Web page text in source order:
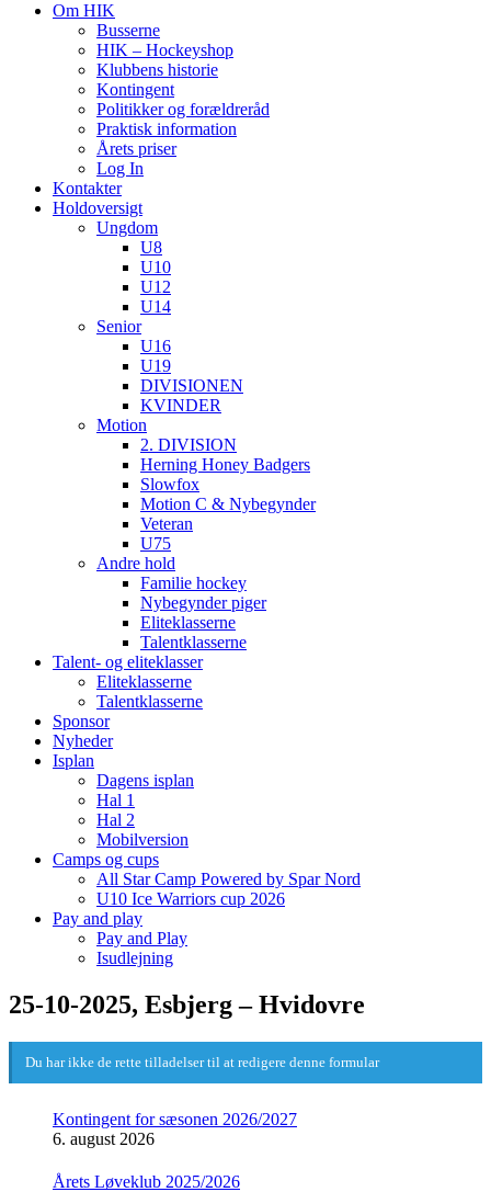
Om HIK
Busserne
HIK – Hockeyshop
Klubbens historie
Kontingent
Politikker og forældreråd
Praktisk information
Årets priser
Log In
Kontakter
Holdoversigt
Ungdom
U8
U10
U12
U14
Senior
U16
U19
DIVISIONEN
KVINDER
Motion
2. DIVISION
Herning Honey Badgers
Slowfox
Motion C & Nybegynder
Veteran
U75
Andre hold
Familie hockey
Nybegynder piger
Eliteklasserne
Talentklasserne
Talent- og eliteklasser
Eliteklasserne
Talentklasserne
Sponsor
Nyheder
Isplan
Dagens isplan
Hal 1
Hal 2
Mobilversion
Camps og cups
All Star Camp Powered by Spar Nord
U10 Ice Warriors cup 2026
Pay and play
Pay and Play
Isudlejning
25-10-2025, Esbjerg – Hvidovre
Du har ikke de rette tilladelser til at redigere denne formular
Kontingent for sæsonen 2026/2027
6. august 2026
Årets Løveklub 2025/2026